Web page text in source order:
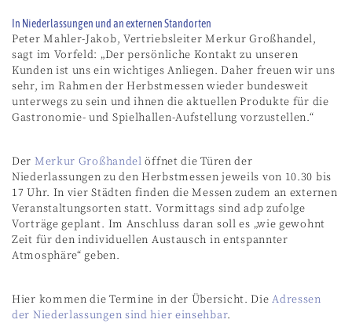
In Niederlassungen und an externen Standorten
Peter Mahler-Jakob, Vertriebsleiter Merkur Großhandel,
sagt im Vorfeld: „Der persönliche Kontakt zu unseren
Kunden ist uns ein wichtiges Anliegen. Daher freuen wir uns
sehr, im Rahmen der Herbstmessen wieder bundesweit
unterwegs zu sein und ihnen die aktuellen Produkte für die
Gastronomie- und Spielhallen-Aufstellung vorzustellen.“
Der Merkur Großhandel öffnet die Türen der
Niederlassungen zu den Herbstmessen jeweils von 10.30 bis
17 Uhr. In vier Städten finden die Messen zudem an externen
Veranstaltungsorten statt. Vormittags sind adp zufolge
Vorträge geplant. Im Anschluss daran soll es „wie gewohnt
Zeit für den individuellen Austausch in entspannter
Atmosphäre“ geben.
Hier kommen die Termine in der Übersicht. Die Adressen
der Niederlassungen sind hier einsehbar.